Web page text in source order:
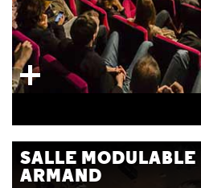
SALLE MODULABLE
ARMAND